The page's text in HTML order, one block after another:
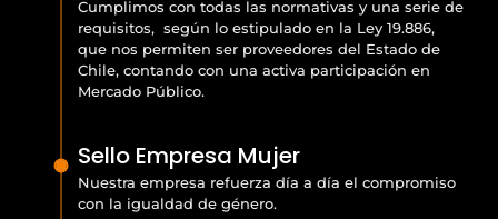
Cumplimos con todas las normativas y una serie de
requisitos, según lo estipulado en la Ley 19.886,
que nos permiten ser proveedores del Estado de
Chile, contando con una activa participación en
Mercado Público.
Sello Empresa Mujer
Nuestra empresa refuerza día a día el compromiso
con la igualdad de género.